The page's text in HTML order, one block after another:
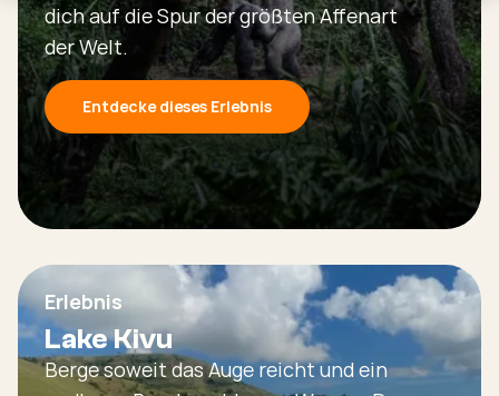
dich auf die Spur der größten Affenart
der Welt.
Entdecke dieses Erlebnis
Erlebnis
Lake Kivu
Berge soweit das Auge reicht und ein